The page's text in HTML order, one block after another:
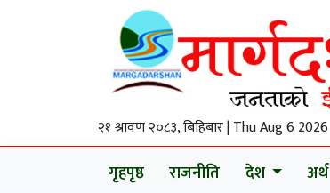
२१ श्रावण २०८३, बिहिबार | Thu Aug 6 2026
गृहपृष्ठ राजनीति देश अर्थ